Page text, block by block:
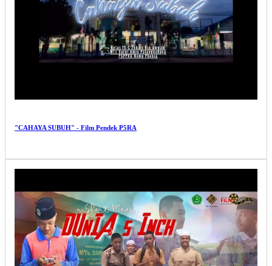
"CAHAYA SUBUH" - Film Pendek P5RA